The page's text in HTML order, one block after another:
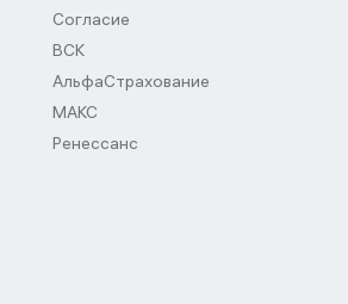
Согласие
ВСК
АльфаСтрахование
МАКС
Ренессанс